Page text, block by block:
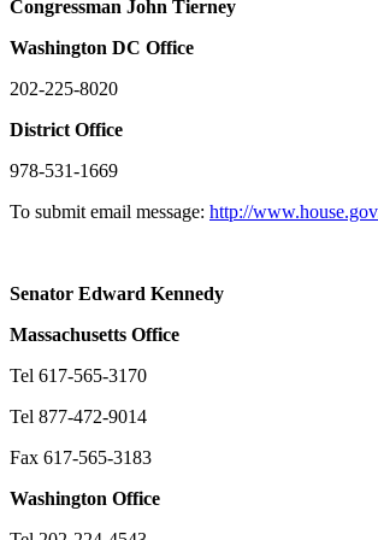
Congressman John Tierney
Washington DC Office
202-225-8020
District Office
978-531-1669
To submit email message: http://
Senator Edward Kennedy
Massachusetts Office
Tel 617-565-3170
Tel 877-472-9014
Fax 617-565-3183
Washington Office